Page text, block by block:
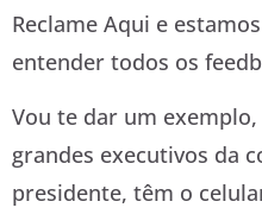
Reclame Aqui e
entender todos os
Vou te dar um
grandes executivos da
presidente, têm o